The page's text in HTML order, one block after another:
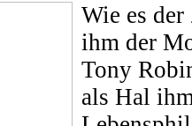
Wie es
ihm der
Tony
als Hal